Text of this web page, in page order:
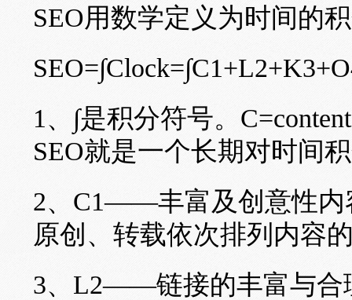
SEO用数学定义为时间的
1、∫是积分符号。
SEO就是一个长期对时间
2、C1——丰富及创意性内
原创、转载依次排列内容
3、L2——链接的丰富与合